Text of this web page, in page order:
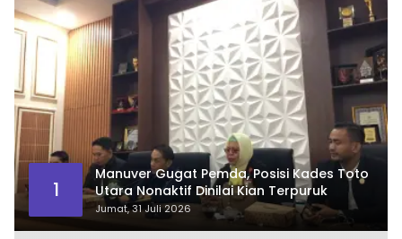
1
Manuver Gugat Pemda, Posisi Kades Toto
Utara Nonaktif Dinilai Kian Terpuruk
Jumat, 31 Juli 2026